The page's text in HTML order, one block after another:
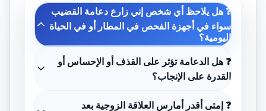
❓ هل يلاحظ أي شخص إني زارع دعامة القضيب
سواء في أجهزة الفحص في المطار أو في الحياة
اليومية؟
❓ هل الدعامة تؤثر على القذف أو الإحساس أو
القدرة على الإنجاب؟
❓ إمتى أقدر أمارس العلاقة الزوجية بعد